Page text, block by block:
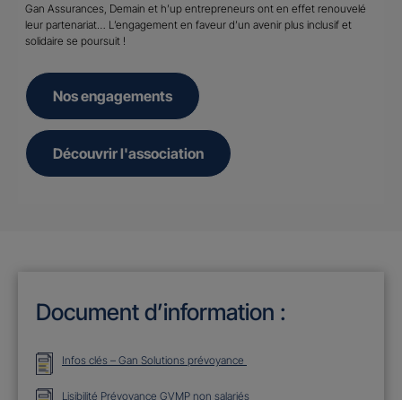
Gan Assurances, Demain et h’up entrepreneurs ont en effet renouvelé
leur partenariat… L’engagement en faveur d’un avenir plus inclusif et
solidaire se poursuit !
Nos engagements
Découvrir l'association
Document d’information :
Infos clés – Gan Solutions prévoyance
Lisibilité Prévoyance GVMP non salariés